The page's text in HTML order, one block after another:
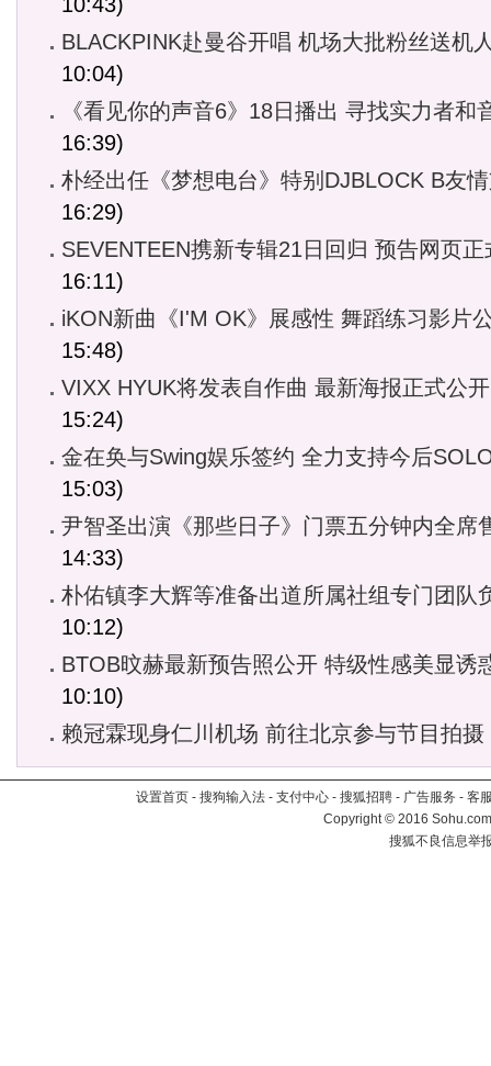
BLACKPINK赴曼谷开唱 机场大批粉丝送机
10:04)
《看见你的声音6》18日播出 寻找实力者和
16:39)
朴经出任《梦想电台》特别DJBLOCK B友
16:29)
SEVENTEEN携新专辑21日回归 预告网页正
16:11)
iKON新曲《I'M OK》展感性 舞蹈练习影片
15:48)
VIXX HYUK将发表自作曲 最新海报正式公开
15:24)
金在奂与Swing娱乐签约 全力支持今后
15:03)
尹智圣出演《那些日子》门票五分钟内全席
14:33)
朴佑镇李大辉等准备出道所属社组专门团队
10:12)
BTOB旼赫最新预告照公开 特级性感美显诱
10:10)
赖冠霖现身仁川机场 前往北京参与节目拍摄
设置首页 - 搜狗输入法 - 支付中心 - 搜狐招聘 - 广告服务 - 客
Copyright©2016
搜狐不良信息举